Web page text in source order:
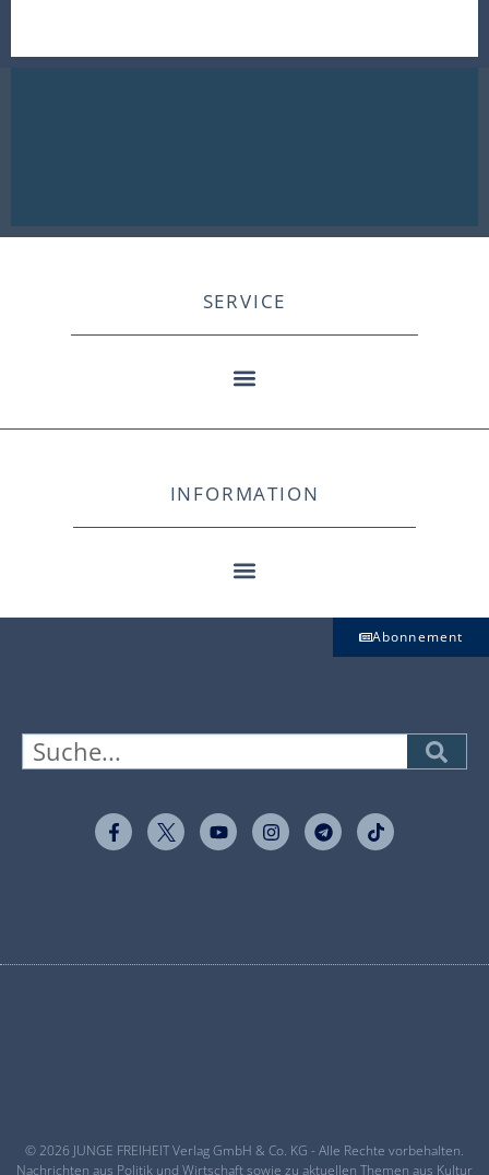
SERVICE
INFORMATION
Abonnement
© 2026 JUNGE FREIHEIT Verlag GmbH & Co. KG - Alle Rechte vorbehalten.
Nachrichten aus Politik und Wirtschaft sowie zu aktuellen Themen aus Kultur